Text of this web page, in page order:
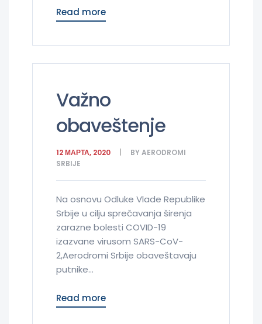
Read more
Važno
obaveštenje
12 МАРТА, 2020 BYAERODROMI
SRBIJE
Na osnovu Odluke Vlade Republike
Srbije u cilju sprečavanja širenja
zarazne bolesti COVID-19
izazvane virusom SARS-CoV-
2,Aerodromi Srbije obaveštavaju
putnike...
Read more